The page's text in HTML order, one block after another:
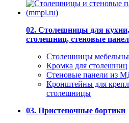
02. Столешницы для
столешниц, стеновые
Столешницы
Кромка для столешниц
Стеновые панели из
Кронштейны для
столешницы
03. Пристеночные бортики